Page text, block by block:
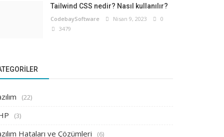
Tailwind CSS nedir? Nasıl kullanılır?
CodebaySoftware Nisan 9, 2023
0
3479
(22)
(3)
Hataları ve Çözümleri (6)